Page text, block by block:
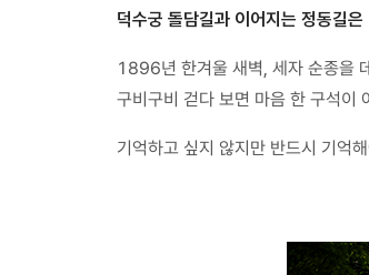
덕수궁 돌담길과 이어지는 정동길
1896년 한겨울 새벽, 세자 순종을
구비구비 걷다 보면 마음 한 구석이
기억하고 싶지 않지만 반드시 기억